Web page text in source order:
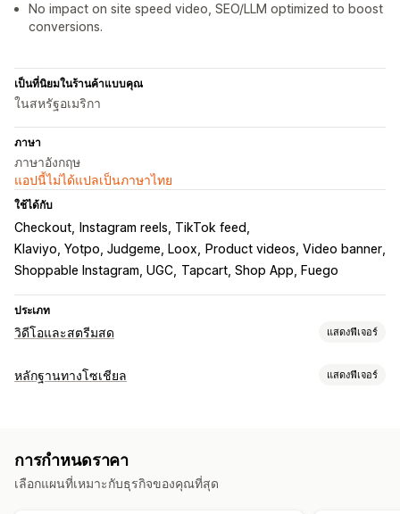
No impact on site speed video, SEO/LLM optimized to boost
conversions.
เป็นที่นิยมในร้านค้าแบบคุณ
ในสหรัฐอเมริกา
ภาษา
ภาษาอังกฤษ
แอปนี้ไม่ได้แปลเป็นภาษาไทย
ใช้ได้กับ
Checkout
Instagram reels, TikTok feed
Klaviyo, Yotpo, Judgeme, Loox
Product videos, Video banner
Shoppable Instagram, UGC Tapcart, Shop App, Fuego
ประเภท
วิดีโอและสตรีมสด แสดงฟีเจอร์
การจัดการวิดีโอ
การวิเคราะห์
การแจ้งเตือน
หลักฐานทางโซเชียล แสดงฟีเจอร์
ตัวเลือกการแสดงผล
ยอดเข้าชมร้านค้าแบบไลฟ์
การกำหนดราคา
เลือกแผนที่เหมาะกับธุรกิจของคุณที่สุด